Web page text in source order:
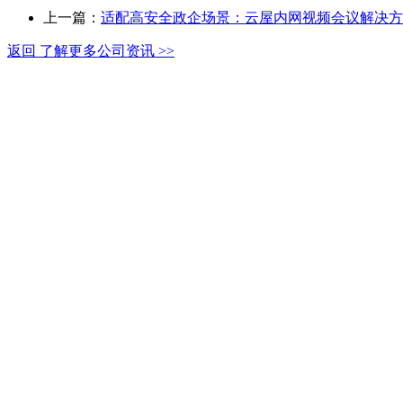
上一篇： 适配高安全政企场景：云屋内网视频会议解决
返回 了解更多公司资讯 >>